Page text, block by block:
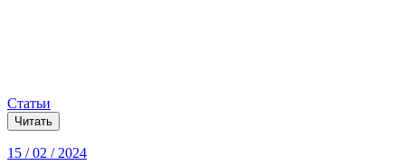
Статьи
Читать
15 / 02 / 2024